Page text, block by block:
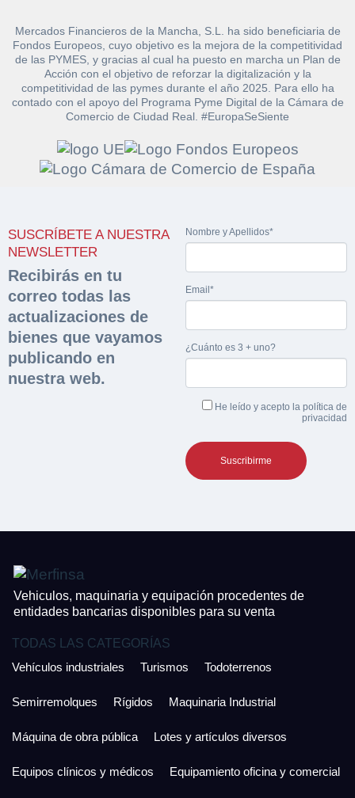
Mercados Financieros de la Mancha, S.L. ha sido beneficiaria de
Fondos Europeos, cuyo objetivo es la mejora de la competitividad
de las PYMES, y gracias al cual ha puesto en marcha un Plan de
Acción con el objetivo de reforzar la digitalización y la
competitividad de las pymes durante el año 2025. Para ello ha
contado con el apoyo del Programa Pyme Digital de la Cámara de
Comercio de Ciudad Real. #EuropaSeSiente
SUSCRÍBETE A NUESTRA
NEWSLETTER
Recibirás en tu
correo todas las
actualizaciones de
bienes que vayamos
publicando en
nuestra web.
Nombre y Apellidos*
Email*
¿Cuánto es 3 + uno?
He leído y acepto la política de
privacidad
Vehiculos, maquinaria y equipación procedentes de
entidades bancarias disponibles para su venta
TODAS LAS CATEGORÍAS
Vehículos industriales
Turismos Todoterrenos
Semirremolques Rígidos Maquinaria Industrial
Máquina de obra pública Lotes y artículos diversos
Equipos clínicos y médicos Equipamiento oficina y comercial
documentación
sobre la peritación
Rellene este formulario y recibirá en su email el
enlace para descargar la documentación
Nombre y Apellidos*
Hacer Oferta
Razón social*
Teléfono*
Nombre y Apellidos*
Acepto la Política de Privacidad y las Condiciones de Uso.
continuación confirma que estás de acuerdo con ambas.
Sobre Merfinsa
Venta de bienes muebles
Vehículos